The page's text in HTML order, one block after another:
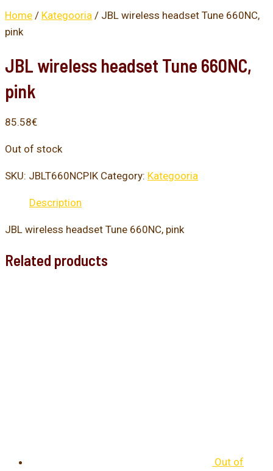
Home / Kategooria / JBL wireless headset Tune 660NC,
pink
JBL wireless headset Tune 660NC,
pink
85.58€
Out of stock
SKU: JBLT660NCPIK Category: Kategooria
Description
JBL wireless headset Tune 660NC, pink
Related products
Out of